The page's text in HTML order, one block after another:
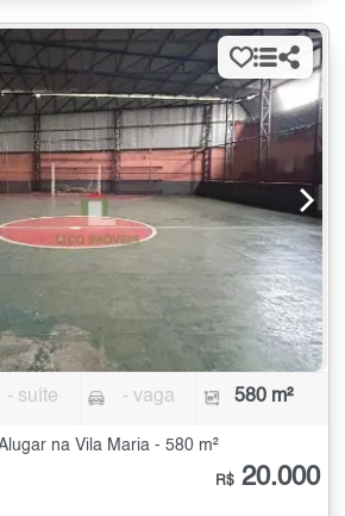
- suíte - vaga 580 m²
na Vila Maria - 580 m²
R$ 20.000